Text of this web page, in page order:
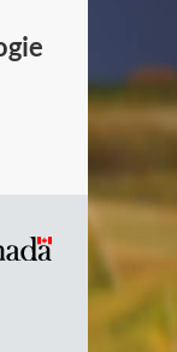
Symbole